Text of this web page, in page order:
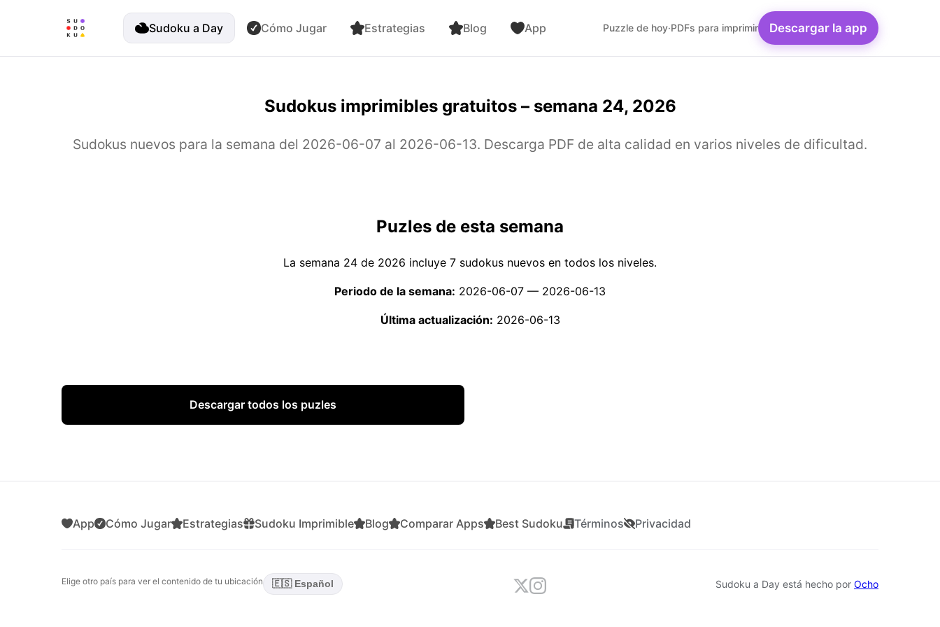
Sudoku a Day Cómo Jugar Estrategias Blog App Puzzle de hoy·PDFs para imprimir Descargar la app
Sudokus imprimibles gratuitos – semana 24, 2026
Sudokus nuevos para la semana del 2026-06-07 al 2026-06-13. Descarga PDF de alta calidad en varios niveles de dificultad.
Puzles de esta semana
La semana 24 de 2026 incluye 7 sudokus nuevos en todos los niveles.
Periodo de la semana: 2026-06-07 — 2026-06-13
Última actualización: 2026-06-13
Descargar todos los puzles
App Cómo Jugar Estrategias Sudoku Imprimible Blog Comparar Apps Best Sudoku Términos Privacidad
Elige otro país para ver el contenido de tu ubicación 🇪🇸 Español Sudoku a Day está hecho por Ocho